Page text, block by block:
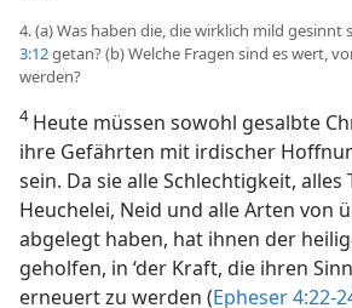
4. (a) Was haben die, die wirklich mild gesinnt
3:12getan? (b) Welche Fragen sind es wert,
werden?
4Heute müssen sowohl gesalbte
ihre Gefährten mit irdischer
sein. Da sie alle Schlechtigkeit, alles
Heuchelei, Neid und alle Arten von
abgelegt haben, hat ihnen der
geholfen, in ‘der Kraft, die ihren
erneuert zu werden (Epheser 4:22-